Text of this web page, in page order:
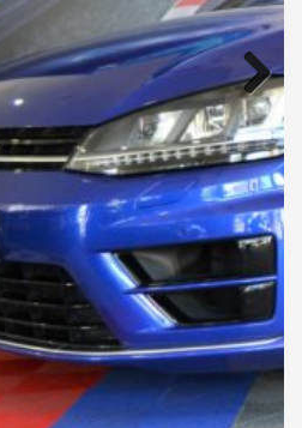
Next